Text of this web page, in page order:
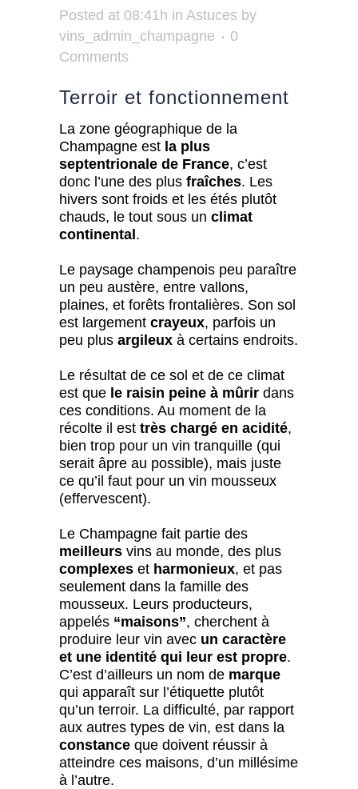
Posted at 08:41h in Astuces by
vins_admin_champagne
0
Comments
Terroir et fonctionnement
La zone géographique de la
Champagne est la plus
septentrionale de France, c’est
donc l’une des plus fraîches. Les
hivers sont froids et les étés plutôt
chauds, le tout sous un climat
continental .
Le paysage champenois peu paraître
un peu austère, entre vallons,
plaines, et forêts frontalières. Son sol
est largement crayeux, parfois un
peu plus argileux à certains endroits.
Le résultat de ce sol et de ce climat
est que le raisin peine à mûrir dans
ces conditions. Au moment de la
récolte il est très chargé en acidité,
bien trop pour un vin tranquille (qui
serait âpre au possible), mais juste
ce qu’il faut pour un vin mousseux
(effervescent).
Le Champagne fait partie des
meilleurs vins au monde, des plus
complexes et harmonieux, et pas
seulement dans la famille des
mousseux. Leurs producteurs,
appelés “maisons”, cherchent à
produire leur vin avec un caractère
et une identité qui leur est propre.
C’est d’ailleurs un nom de marque
qui apparaît sur l’étiquette plutôt
qu’un terroir. La difficulté, par rapport
aux autres types de vin, est dans la
constance que doivent réussir à
atteindre ces maisons, d’un millésime
à l’autre.